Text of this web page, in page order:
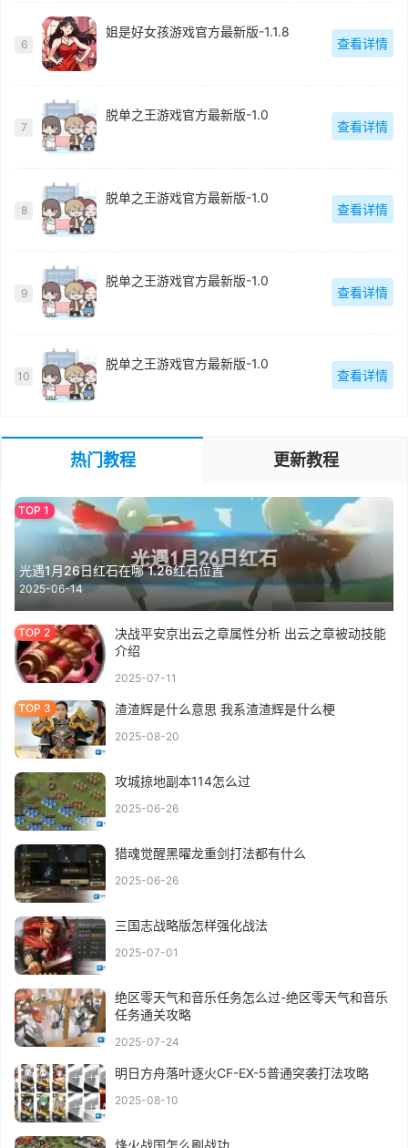
6
姐是好女孩游戏官方最新版-1.1.8
查看详情
7
脱单之王游戏官方最新版-1.0
查看详情
8
脱单之王游戏官方最新版-1.0
查看详情
9
脱单之王游戏官方最新版-1.0
查看详情
10
脱单之王游戏官方最新版-1.0
查看详情
热门教程 更新教程
光遇1月26日红石在哪 1.26红石位置
2025-06-14
决战平安京出云之章属性分析 出云之章被动技能
介绍
2025-07-11
渣渣辉是什么意思 我系渣渣辉是什么梗
2025-08-20
攻城掠地副本114怎么过
2025-06-26
猎魂觉醒黑曜龙重剑打法都有什么
2025-06-26
三国志战略版怎样强化战法
2025-07-01
绝区零天气和音乐任务怎么过-绝区零天气和音乐
任务通关攻略
2025-07-24
明日方舟落叶逐火CF-EX-5普通突袭打法攻略
2025-08-10
烽火战国怎么刷战功